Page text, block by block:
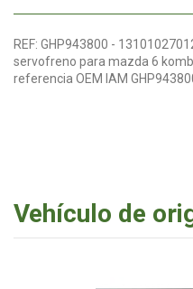
REF: GHP943800 -
servofreno para mazda 6
referencia OEM IAM
Vehículo de